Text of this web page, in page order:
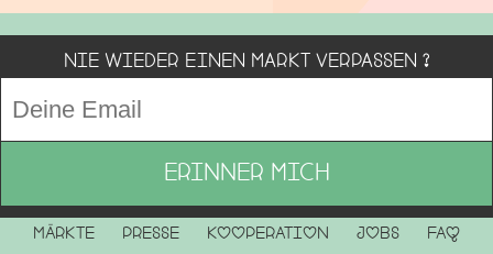
Nie wieder einen Markt verpassen ?
Märkte Presse Kooperation Jobs
FAQ